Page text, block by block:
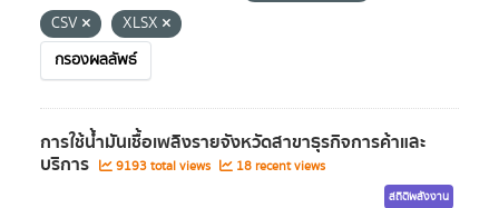
CSV
XLSX
กรองผลลัพธ์
การใช้น้ำมันเชื้อเพลิงรายจังหวัดสาขาธุรกิจการค้าและ
บริการ 9193 total views 18 recent views
สถิติพลังงาน